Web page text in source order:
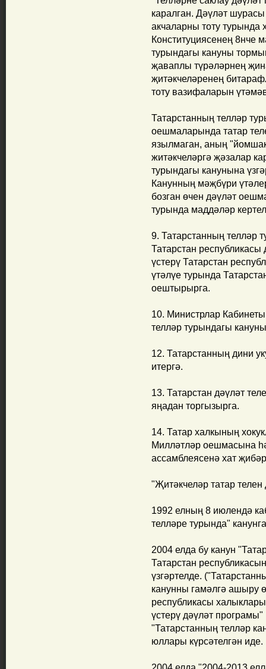
каралган. Дәүләт
акчаларны тоту турында
Конституциясенең 8нче
турындагы кануны
җаваплы түрәләрнең
җитәкчеләренең
тоту вазифаларын
Татарстанның телләр
оешмаларында татар
язылмаган, аның
житәкчеләргә җәзалар
турындагы канунына
Канунның мәҗбүри
бозган өчен дәүләт
турында маддәләр
9. Татарстанның телләр
Татарстан республикасы
үстерү Татарстан
үтәлүе турында
оештырырга.
10. Министрлар
телләр турындагы
12. Татарстанның дини
итергә.
13. Татарстан дәүләт
яңадан торгызырга.
14. Татар халкының
Милләтләр оешмасына
ассамблеясенә хат
"Җитәкчеләр татар
1992 елның 8 июлендә
телләре турында"
2004 елда бу канун
Татарстан
үзгәртелде.
канунны гамәлгә ашыру
республикасы
үстерү дәүләт
"Татарстанның телләр
юллары күрсәтелгән иде.